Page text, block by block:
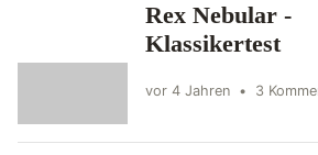
Rex Nebular -
Klassikertest
vor 4 Jahren • 3